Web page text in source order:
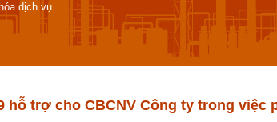
dịch vụ
hỗ trợ cho CBCNV Công ty trong việc